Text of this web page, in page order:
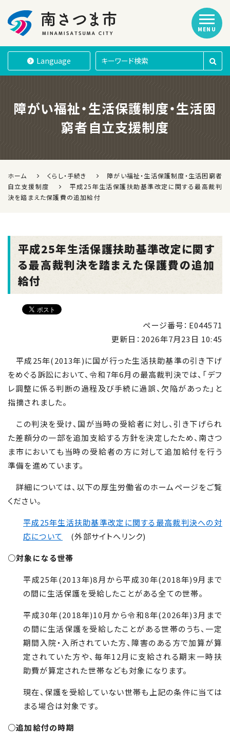
南さつま市
Language
MENU
障がい福祉・生活保護制度・生活困
窮者自立支援制度
ホーム くらし・手続き
障がい福祉・生活保護制度・生活困窮者
自立支援制度
平成25年生活保護扶助基準改定に関する最高裁判
決を踏まえた保護費の追加給付
平成25年生活保護扶助基準改定に関す
る最高裁判決を踏まえた保護費の追加
給付
ページ番号：E044571
更新日： 2026年7月23日 10:45
平成25年(2013年)に国が行った生活扶助基準の引き下げ
をめぐる訴訟において、令和7年6月の最高裁判決では、「デフ
レ調整に係る判断の過程及び手続に過誤、欠陥があった」と
指摘されました。
この判決を受け、国が当時の受給者に対し、引き下げられ
た差額分の一部を追加支給する方針を決定したため、南さつ
ま市においても当時の受給者の方に対して追加給付を行う
準備を進めています。
詳細については、以下の厚生労働省のホームページをご覧
ください。
平成25年生活扶助基準改定に関する最高裁判決への対
応について (外部サイトへリンク)
○対象になる世帯
平成25年(2013年)8月から平成30年(2018年)9月まで
の間に生活保護を受給したことがある全ての世帯。
平成30年(2018年)10月から令和8年(2026年)3月まで
の間に生活保護を受給したことがある世帯のうち、一定
期間入院・入所されていた方、障害のある方で加算が算
定されていた方や、毎年12月に支給される期末一時扶
助費が算定された世帯なども対象になります。
現在、保護を受給していない世帯も上記の条件に当ては
まる場合は対象です。
○追加給付の時期